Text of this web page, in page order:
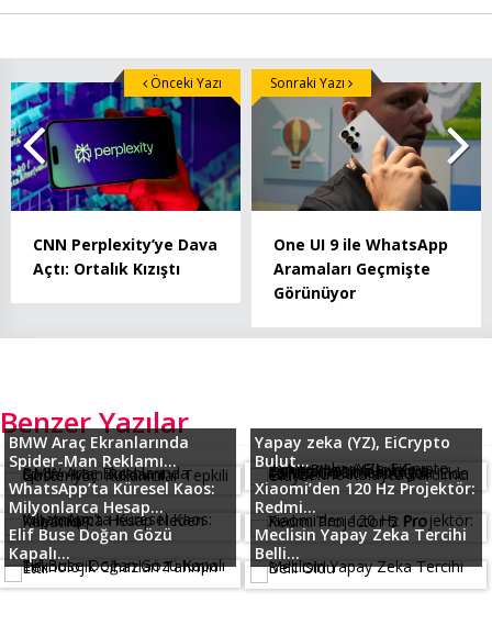
CNN Perplexity’ye Dava
Açtı: Ortalık Kızıştı
Önceki Yazı
One UI 9 ile WhatsApp
Aramaları Geçmişte
Görünüyor
Sonraki Yazı
Benzer Yazılar
BMW Araç Ekranlarında
Spider-Man Reklamı...
Yapay zeka (YZ), EiCrypto
Bulut...
WhatsApp’ta Küresel Kaos:
Milyonlarca Hesap...
Xiaomi’den 120 Hz Projektör:
Redmi...
Elif Buse Doğan Gözü
Kapalı...
Meclisin Yapay Zeka Tercihi
Belli...